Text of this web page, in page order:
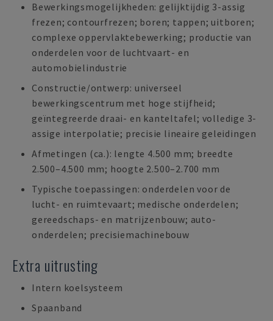
Bewerkingsmogelijkheden: gelijktijdig 3-assig
frezen; contourfrezen; boren; tappen; uitboren;
complexe oppervlaktebewerking; productie van
onderdelen voor de luchtvaart- en
automobielindustrie
Constructie/ontwerp: universeel
bewerkingscentrum met hoge stijfheid;
geïntegreerde draai- en kanteltafel; volledige 3-
assige interpolatie; precisie lineaire geleidingen
Afmetingen (ca.): lengte 4.500 mm; breedte
2.500–4.500 mm; hoogte 2.500–2.700 mm
Typische toepassingen: onderdelen voor de
lucht- en ruimtevaart; medische onderdelen;
gereedschaps- en matrijzenbouw; auto-
onderdelen; precisiemachinebouw
Extra uitrusting
Intern koelsysteem
Spaanband